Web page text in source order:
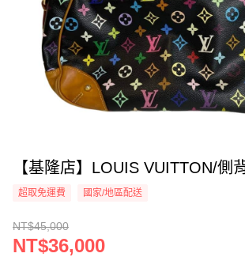
【基隆店】LOUIS VUITTON/側
超取免運費 國家/地區配送
NT$45,000
NT$36,000